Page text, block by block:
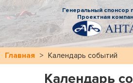
Генеральный спонсор
Проектная
Главная > Календарь событий
Календарь